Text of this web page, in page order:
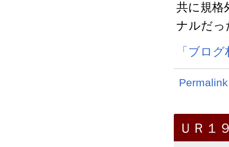
共に規格
ナルだっ
「ブロ
Permalink
ＵＲ１